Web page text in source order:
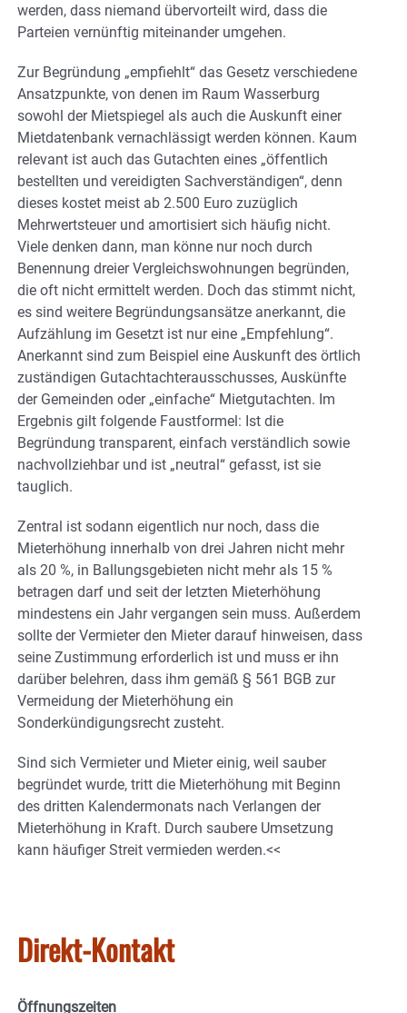
werden, dass niemand übervorteilt wird, dass die
Parteien vernünftig miteinander umgehen.
Zur Begründung „empfiehlt“ das Gesetz verschiedene
Ansatzpunkte, von denen im Raum Wasserburg
sowohl der Mietspiegel als auch die Auskunft einer
Mietdatenbank vernachlässigt werden können. Kaum
relevant ist auch das Gutachten eines „öffentlich
bestellten und vereidigten Sachverständigen“, denn
dieses kostet meist ab 2.500 Euro zuzüglich
Mehrwertsteuer und amortisiert sich häufig nicht.
Viele denken dann, man könne nur noch durch
Benennung dreier Vergleichswohnungen begründen,
die oft nicht ermittelt werden. Doch das stimmt nicht,
es sind weitere Begründungsansätze anerkannt, die
Aufzählung im Gesetzt ist nur eine „Empfehlung“.
Anerkannt sind zum Beispiel eine Auskunft des örtlich
zuständigen Gutachtachterausschusses, Auskünfte
der Gemeinden oder „einfache“ Mietgutachten. Im
Ergebnis gilt folgende Faustformel: Ist die
Begründung transparent, einfach verständlich sowie
nachvollziehbar und ist „neutral“ gefasst, ist sie
tauglich.
Zentral ist sodann eigentlich nur noch, dass die
Mieterhöhung innerhalb von drei Jahren nicht mehr
als 20 %, in Ballungsgebieten nicht mehr als 15 %
betragen darf und seit der letzten Mieterhöhung
mindestens ein Jahr vergangen sein muss. Außerdem
sollte der Vermieter den Mieter darauf hinweisen, dass
seine Zustimmung erforderlich ist und muss er ihn
darüber belehren, dass ihm gemäß § 561 BGB zur
Vermeidung der Mieterhöhung ein
Sonderkündigungsrecht zusteht.
Sind sich Vermieter und Mieter einig, weil sauber
begründet wurde, tritt die Mieterhöhung mit Beginn
des dritten Kalendermonats nach Verlangen der
Mieterhöhung in Kraft. Durch saubere Umsetzung
kann häufiger Streit vermieden werden.<<
Direkt-Kontakt
Öffnungs­zeiten